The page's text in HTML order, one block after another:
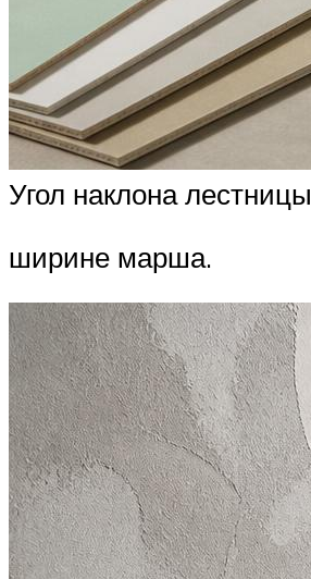
Угол наклона лестницы
ширине марша.